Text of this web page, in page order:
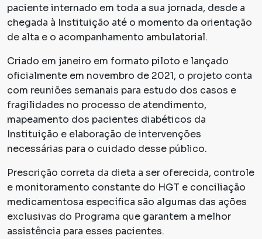
paciente internado em toda a sua jornada, desde a
chegada à Instituição até o momento da orientação
de alta e o acompanhamento ambulatorial.
Criado em janeiro em formato piloto e lançado
oficialmente em novembro de 2021, o projeto conta
com reuniões semanais para estudo dos casos e
fragilidades no processo de atendimento,
mapeamento dos pacientes diabéticos da
Instituição e elaboração de intervenções
necessárias para o cuidado desse público.
Prescrição correta da dieta a ser oferecida, controle
e monitoramento constante do HGT e conciliação
medicamentosa específica são algumas das ações
exclusivas do Programa que garantem a melhor
assistência para esses pacientes.